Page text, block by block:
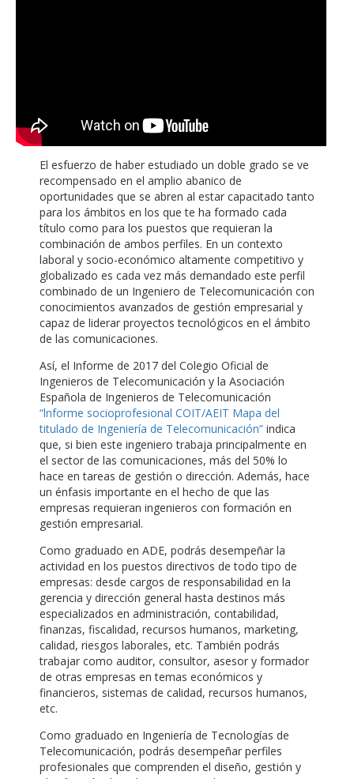
El esfuerzo de haber estudiado un doble grado se ve
recompensado en el amplio abanico de
oportunidades que se abren al estar capacitado tanto
para los ámbitos en los que te ha formado cada
título como para los puestos que requieran la
combinación de ambos perfiles. En un contexto
laboral y socio-económico altamente competitivo y
globalizado es cada vez más demandado este perfil
combinado de un Ingeniero de Telecomunicación con
conocimientos avanzados de gestión empresarial y
capaz de liderar proyectos tecnológicos en el ámbito
de las comunicaciones.
Así, el Informe de 2017 del Colegio Oficial de
Ingenieros de Telecomunicación y la Asociación
Española de Ingenieros de Telecomunicación
“lnforme socioprofesional COIT/AEIT Mapa del
titulado de Ingeniería de Telecomunicación” indica
que, si bien este ingeniero trabaja principalmente en
el sector de las comunicaciones, más del 50% lo
hace en tareas de gestión o dirección. Además, hace
un énfasis importante en el hecho de que las
empresas requieran ingenieros con formación en
gestión empresarial.
Como graduado en ADE, podrás desempeñar la
actividad en los puestos directivos de todo tipo de
empresas: desde cargos de responsabilidad en la
gerencia y dirección general hasta destinos más
especializados en administración, contabilidad,
finanzas, fiscalidad, recursos humanos, marketing,
calidad, riesgos laborales, etc. También podrás
trabajar como auditor, consultor, asesor y formador
de otras empresas en temas económicos y
financieros, sistemas de calidad, recursos humanos,
etc.
Como graduado en Ingeniería de Tecnologías de
Telecomunicación, podrás desempeñar perfiles
profesionales que comprenden el diseño, gestión y